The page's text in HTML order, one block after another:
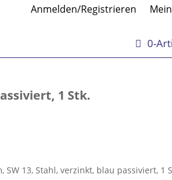
Anmelden/Registrieren
0-
1 Stk.
13, Stahl, verzinkt, blau passiviert, 1